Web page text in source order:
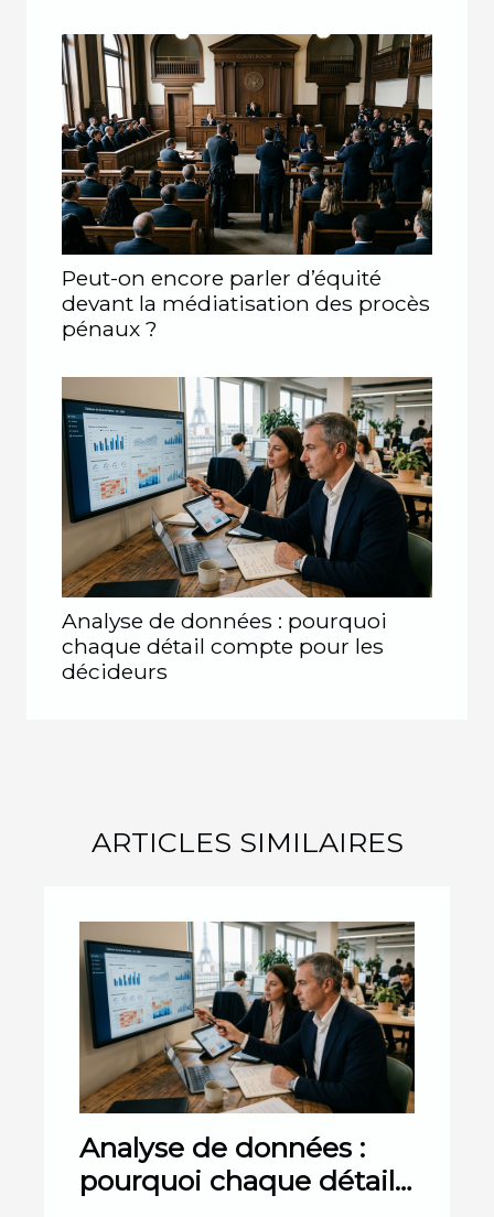
Peut-on encore parler d’équité
devant la médiatisation des procès
pénaux ?
Analyse de données : pourquoi
chaque détail compte pour les
décideurs
ARTICLES SIMILAIRES
Analyse de données :
pourquoi chaque détail